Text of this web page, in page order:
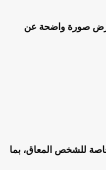
يعرض صورة واضحة عن
للشخص المعاق، بما